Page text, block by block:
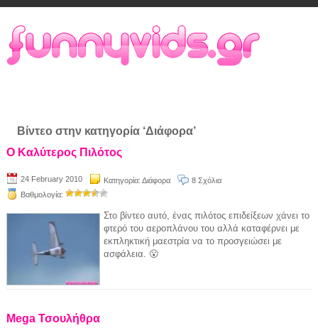
Βίντεο στην κατηγορία ‘Διάφορα’
Ο Καλύτερος Πιλότος
24 February 2010 Κατηγορία: Διάφορα
8 Σχόλια
Βαθμολογία:
Στο βίντεο αυτό, ένας πιλότος επιδείξεων χάνει το
φτερό του αεροπλάνου του αλλά καταφέρνει με
εκπληκτική μαεστρία να το προσγειώσει με
ασφάλεια. 😮
Mega Τσουλήθρα